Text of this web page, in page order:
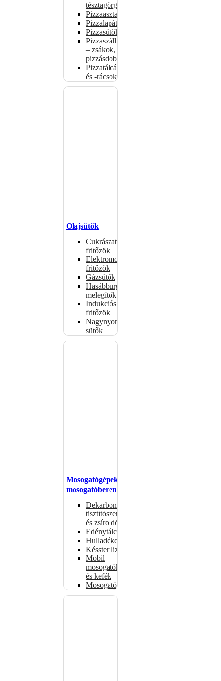
tésztagörgők
Pizzaasztalok
Pizzalapátok
Pizzasütők
Pizzaszállítás
– zsákok,
pizzásdobozok
Pizzatálcák
és -rácsok
Olajsütők
Cukrászati
fritőzök
Elektromos
fritőzök
Gázsütők
Hasábburgonya
melegítők
Indukciós
fritőzök
Nagynyomású
sütők
Mosogatógépek,
mosogatóberendezések
Dekarbonizáló
tisztítószerek
és zsíroldók
Edénytálcák
Hulladékdarálók
Késsterilizátorok
Mobil
mosogatók
és kefék
Mosogatógépkosarak